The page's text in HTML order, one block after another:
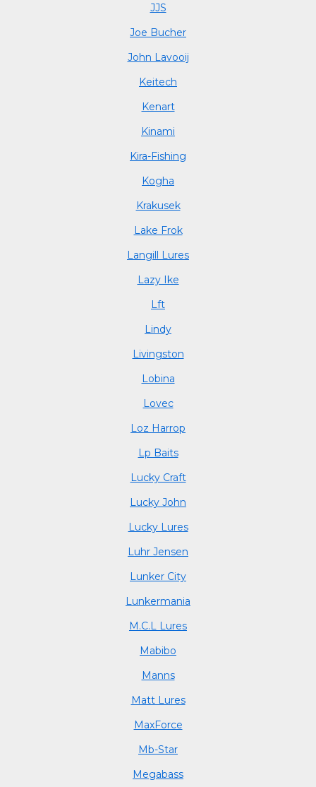
JJS
Joe Bucher
John Lavooij
Keitech
Kenart
Kinami
Kira-Fishing
Kogha
Krakusek
Lake Frok
Langill Lures
Lazy Ike
Lft
Lindy
Livingston
Lobina
Lovec
Loz Harrop
Lp Baits
Lucky Craft
Lucky John
Lucky Lures
Luhr Jensen
Lunker City
Lunkermania
M.C.L Lures
Mabibo
Manns
Matt Lures
MaxForce
Mb-Star
Megabass